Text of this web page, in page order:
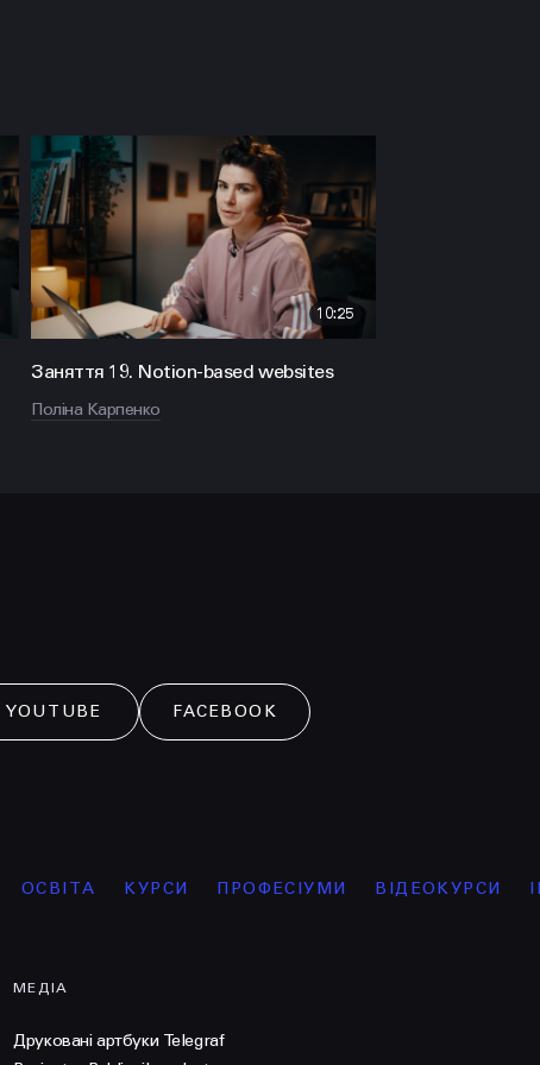
10:25
Заняття 19. Notion-based websites
Поліна Карпенко
YOUTUBE FACEBOOK
КУРСИ ПРОФЕСІУМИ ВІДЕОКУРСИ
МЕДІА
Друковані артбуки Telegraf